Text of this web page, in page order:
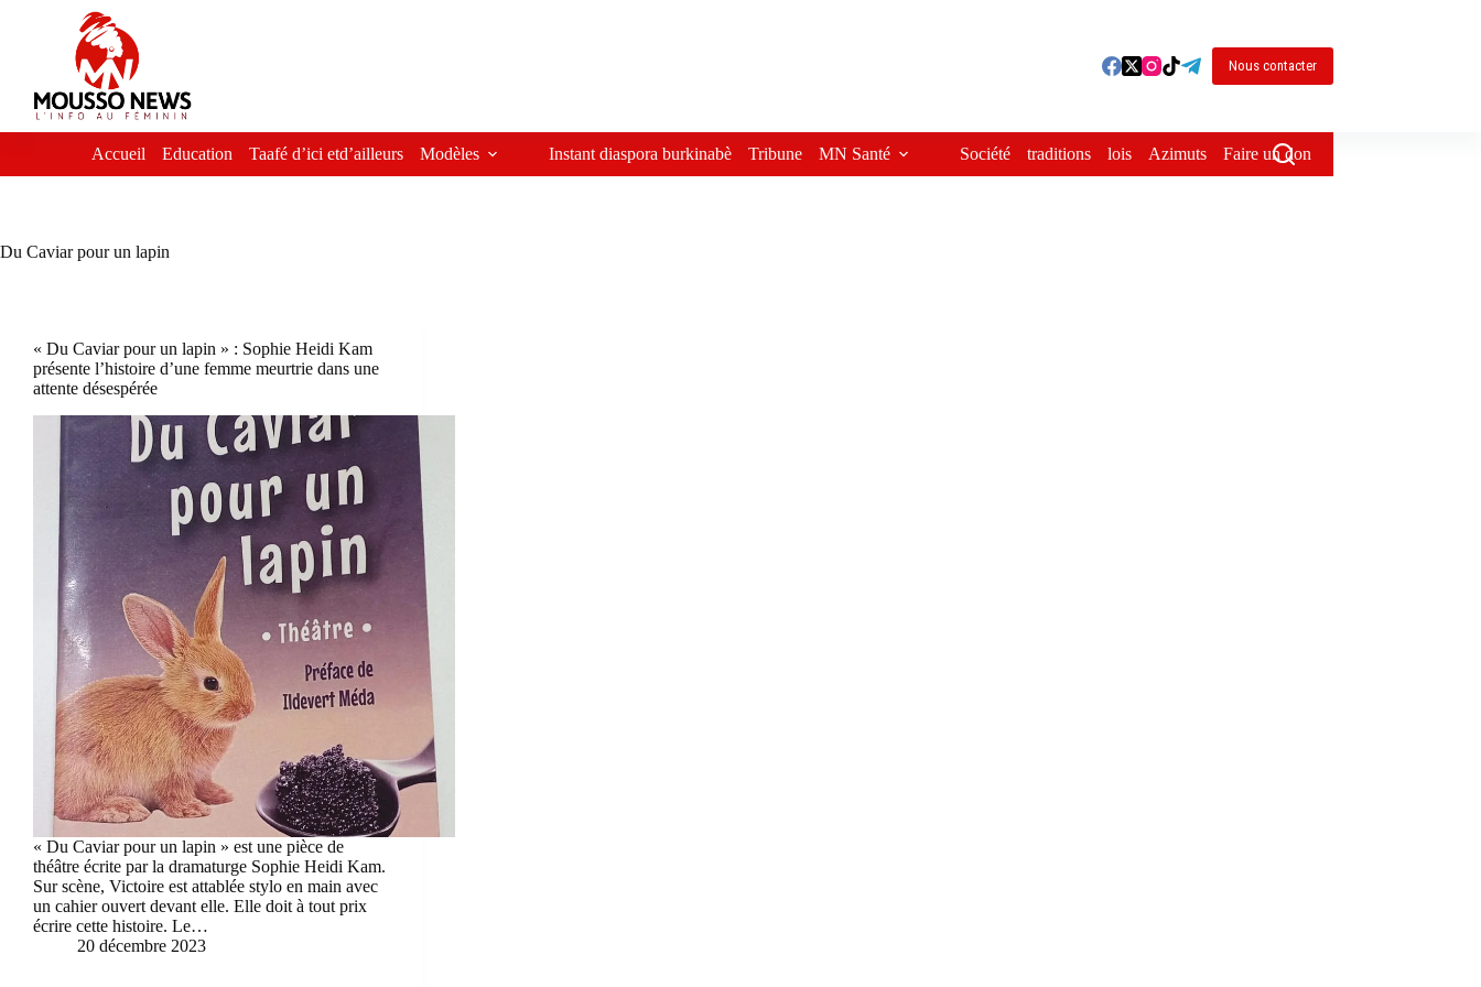
Nous contacter
Accueil Education Taafé d’ici etd’ailleurs Modèles Instant diaspora burkinabè Tribune MN Santé Société traditions lois Azimuts Faire un don
Du Caviar pour un lapin
« Du Caviar pour un lapin » : Sophie Heidi Kam
présente l’histoire d’une femme meurtrie dans une
attente désespérée
« Du Caviar pour un lapin » est une pièce de
théâtre écrite par la dramaturge Sophie Heidi Kam.
Sur scène, Victoire est attablée stylo en main avec
un cahier ouvert devant elle. Elle doit à tout prix
écrire cette histoire. Le…
20 décembre 2023